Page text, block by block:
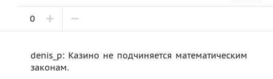
0
denis_p: Казино не подчиняется математическим
законам.